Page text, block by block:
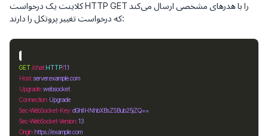
کلاینت یک درخواست HTTP GET را با هدرهای مشخصی ارسال می‌کند
که درخواست تغییر پروتکل را دارند:
GET /chat HTTP/1.1
Host:server.example.com
Upgrade:websocket
Connection: Upgrade
Sec-WebSocket-Key:dGhlIHNhbXBsZSBub25jZQ==
Sec-WebSocket-Version:13
Origin:https://example.com